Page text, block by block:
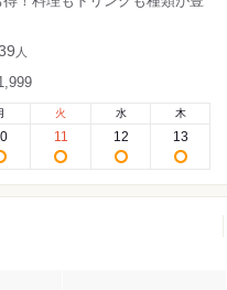
人
火
11
水
12
木
13